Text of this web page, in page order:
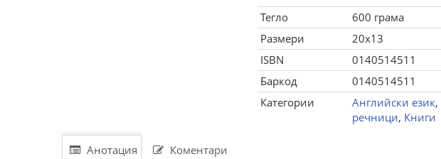
Тегло
600 грама
Размери
20x13
ISBN
0140514511
Баркод
0140514511
Категории
Английски език,
речници, Книги
Анотация Коментари